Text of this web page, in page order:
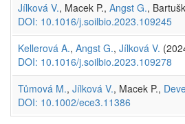
Jílková V., Macek P., Angst G.,
DOI: 10.1016/j.soilbio.2023.109245
Kellerová A., Angst G., Jílková V.
DOI: 10.1016/j.soilbio.2023.109278
Tůmová M., Jílková V., Macek P.,
DOI: 10.1002/ece3.11386